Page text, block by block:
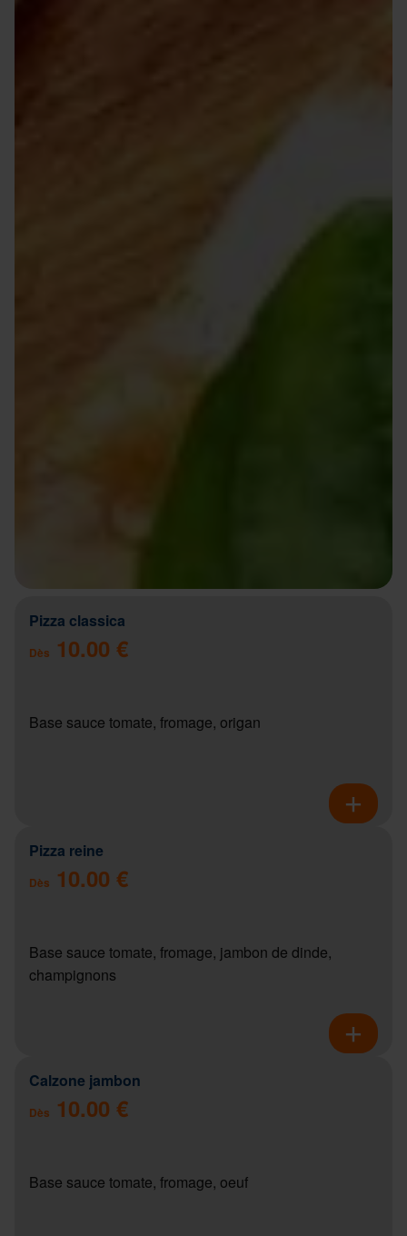
Pizza classica
Dès 10.00 €
Base sauce tomate, fromage, origan
Pizza reine
Dès 10.00 €
Base sauce tomate, fromage, jambon de dinde,
champignons
Calzone jambon
Dès 10.00 €
Base sauce tomate, fromage, oeuf